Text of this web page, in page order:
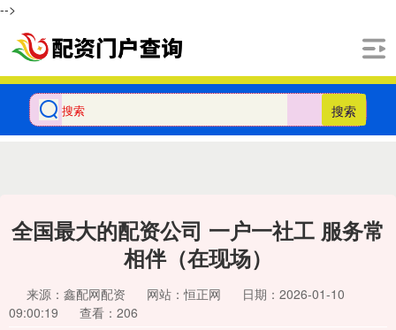
-->
搜索
全国最大的配资公司 一户一社工 服务常
相伴（在现场）
来源：鑫配网配资 网站：恒正网
日期：2026-01-10
09:00:19
查看：206